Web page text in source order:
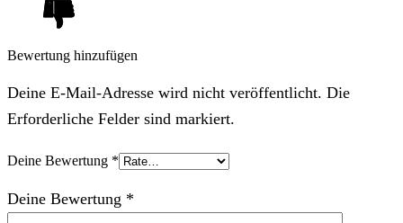
Bewertung hinzufügen
Deine E-Mail-Adresse wird nicht veröffentlicht. Die
Erforderliche Felder sind markiert.
Deine Bewertung *
Deine Bewertung *